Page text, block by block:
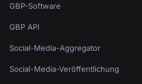
GBP-Software
GBP API
Social-Media-Aggregator
Social-Media-Veröffentlichung